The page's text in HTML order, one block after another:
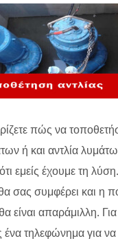
πώς να
ή και αντλία
εμείς έχουμε τη
σας συμφέρει και η
είναι απαράμιλλη.
ένα τηλεφώνημα για